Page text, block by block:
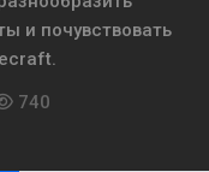
и почувствовать
740